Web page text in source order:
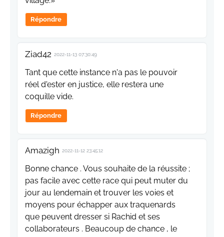
Répondre
Ziad42 2022-11-13 07:30:49
Tant que cette instance n'a pas le pouvoir
réel d'ester en justice, elle restera une
coquille vide.
Répondre
Amazigh 2022-11-12 23:45:12
Bonne chance . Vous souhaite de la réussite ;
pas facile avec cette race qui peut muter du
jour au lendemain et trouver les voies et
moyens pour échapper aux traquenards
que peuvent dresser si Rachid et ses
collaborateurs . Beaucoup de chance , le